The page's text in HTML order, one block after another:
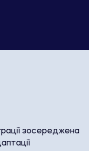
зосереджена